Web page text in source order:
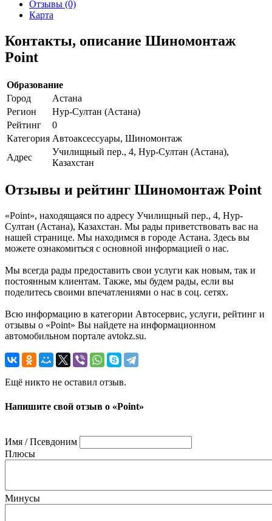
Отзывы (0)
Карта
Контакты, описание Шиномонтаж
Point
Образование
Город
Астана
Регион
Нур-Султан (Астана)
Рейтинг
0
Категория Автоаксессуары, Шиномонтаж
Адрес
Училищный пер., 4, Нур-Султан (Астана),
Казахстан
Отзывы и рейтинг Шиномонтаж Point
«Point», находящаяся по адресу Училищный пер., 4, Нур-
Султан (Астана), Казахстан. Мы рады приветствовать вас на
нашей странице. Мы находимся в городе Астана. Здесь вы
можете ознакомиться с основной информацией о нас.
Мы всегда рады предоставить свои услуги как новым, так и
постоянным клиентам. Также, мы будем рады, если вы
поделитесь своими впечатлениями о нас в соц. сетях.
Всю информацию в категории Автосервис, услуги, рейтинг и
отзывы о «Point» Вы найдете на информационном
автомобильном портале avtokz.su.
Ещё никто не оставил отзыв.
Напишите свой отзыв о «Point»
Имя / Псевдоним
Плюсы
Минусы